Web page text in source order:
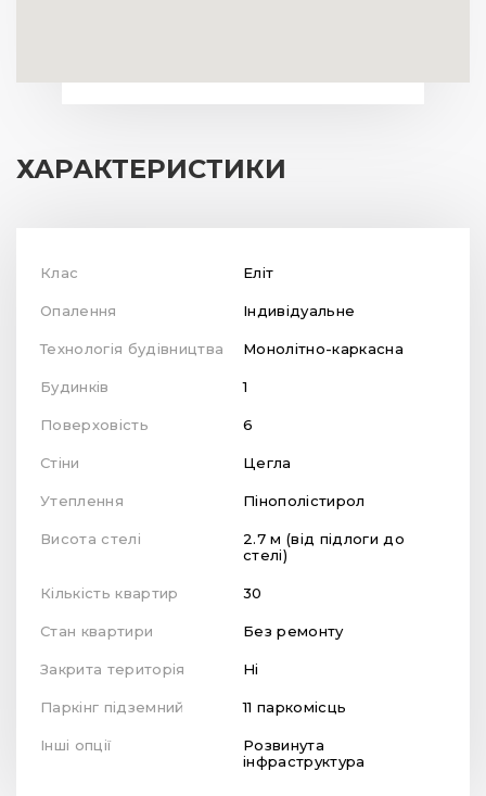
ХАРАКТЕРИСТИКИ
Клас Еліт
Опалення Індивідуальне
Технологія будівництва Монолітно-каркасна
Будинків 1
Поверховість 6
Стіни Цегла
Утеплення Пінополістирол
Висота стелі
2.7 м (від підлоги до
стелі)
Кількість квартир 30
Стан квартири Без ремонту
Закрита територія Ні
Паркінг підземний 11 паркомісць
Інші опції
Розвинута
інфраструктура